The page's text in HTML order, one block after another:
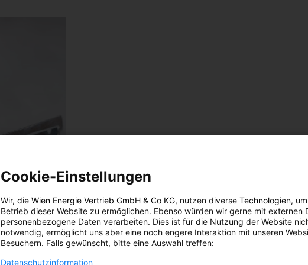
Cookie-Einstellungen
Wir, die Wien Energie Vertrieb GmbH & Co KG, nutzen diverse Technologien,
Betrieb dieser Website zu ermöglichen. Ebenso würden wir gerne mit externen
personenbezogene Daten verarbeiten. Dies ist für die Nutzung der Website
notwendig, ermöglicht uns aber eine noch engere Interaktion mit unseren
Besuchern. Falls gewünscht, bitte eine Auswahl treffen:
Datenschutzinformation